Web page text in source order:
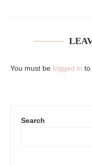
You must be logged in to
Search